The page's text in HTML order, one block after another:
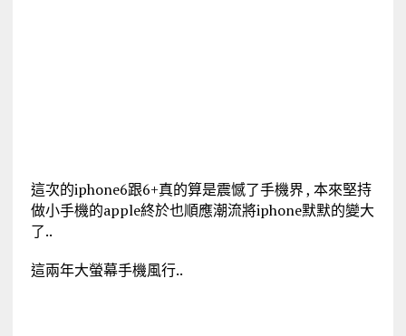
這次的iphone6跟6+真的算是震憾了手機界 , 本來堅持
做小手機的apple終於也順應潮流將iphone默默的變大
了..
這兩年大螢幕手機風行..